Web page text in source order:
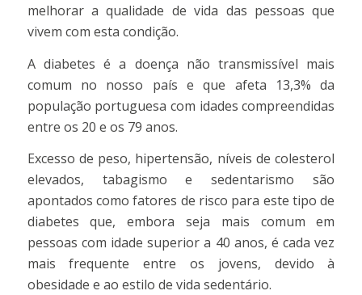
melhorar a qualidade de vida das pessoas que
vivem com esta condição.
A diabetes é a doença não transmissível mais
comum no nosso país e que afeta 13,3% da
população portuguesa com idades compreendidas
entre os 20 e os 79 anos.
Excesso de peso, hipertensão, níveis de colesterol
elevados, tabagismo e sedentarismo são
apontados como fatores de risco para este tipo de
diabetes que, embora seja mais comum em
pessoas com idade superior a 40 anos, é cada vez
mais frequente entre os jovens, devido à
obesidade e ao estilo de vida sedentário.